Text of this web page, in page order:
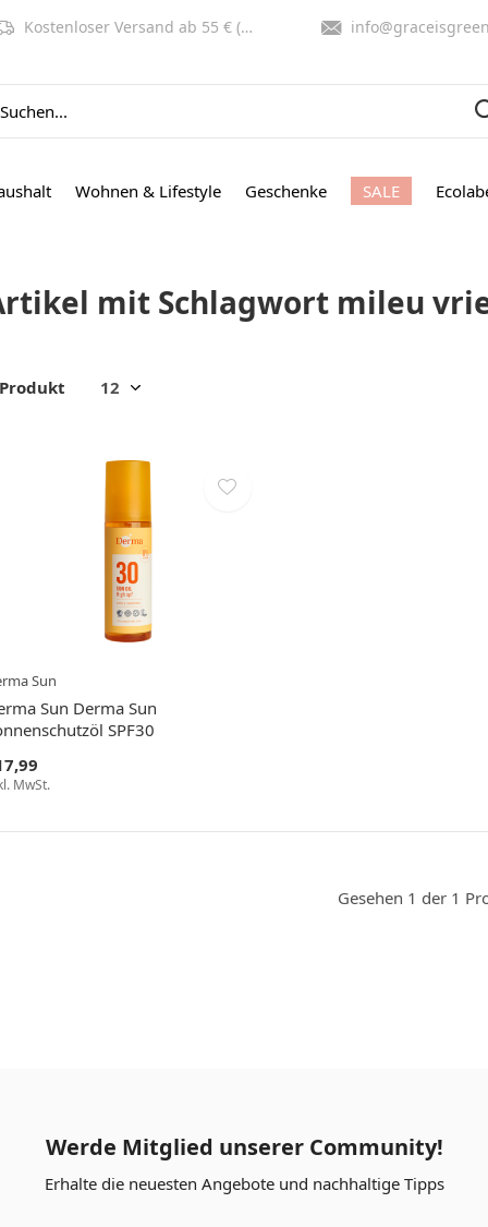
Wohnen & Lifestyle Geschenke SALE
Kostenloser Versand ab 55 € (NL, BE) info@graceisgreen.com
mit Schlagwort mileu
Sun
Sun Derma Sun
SPF30
MwSt.
Gesehen 1 der 1
Werde Mitglied unserer Community!
Erhalte die neuesten Angebote und nachhaltige Tipps